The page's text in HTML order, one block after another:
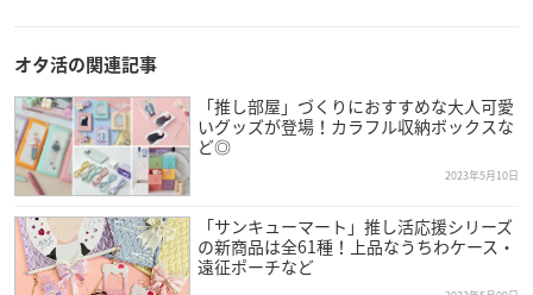
オタ活の関連記事
「推し部屋」づくりにおすすめな大人可愛
いグッズが登場！カラフル収納ボックスな
ど◎
2023年5月10日
「サンキューマート」推し活応援シリーズ
の新商品は全61種！上品なうちわケース・
遠征ポーチなど